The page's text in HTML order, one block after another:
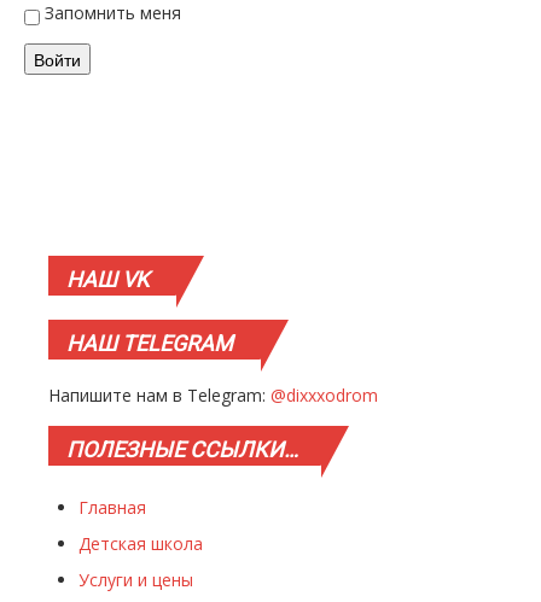
Запомнить меня
Войти
НАШVK
НАШTELEGRAM
Напишите нам в Telegram: @dixxxodrom
ПОЛЕЗНЫЕССЫЛКИ…
Главная
Детская школа
Услуги и цены